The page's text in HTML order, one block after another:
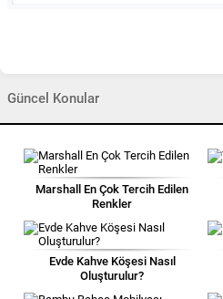
Güncel Konular
Marshall En Çok Tercih Edilen
Renkler
Evde Kahve Köşesi Nasıl
Oluşturulur?